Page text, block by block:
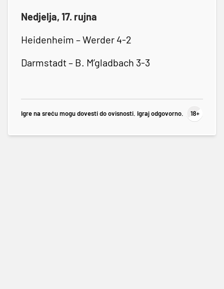
Nedjelja, 17. rujna
Heidenheim – Werder 4-2
Darmstadt – B. M’gladbach 3-3
Igre na sreću mogu dovesti do ovisnosti. Igraj odgovorno.